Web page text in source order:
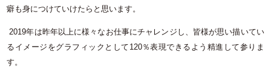
癖も身につけていけたらと思います。
2019年は昨年以上に様々なお仕事にチャレンジし、皆様が思い描いてい
るイメージをグラフィックとして 120％表現できるよう精進して参りま
す。